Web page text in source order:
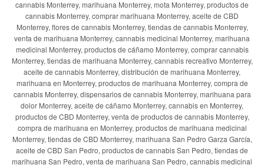
cannabis Monterrey, marihuana Monterrey, mota Monterrey, productos de
cannabis Monterrey, comprar marihuana Monterrey, aceite de CBD
Monterrey, flores de cannabis Monterrey, tiendas de cannabis Monterrey,
venta de marihuana Monterrey, cannabis medicinal Monterrey, marihuana
medicinal Monterrey, productos de cáñamo Monterrey, comprar cannabis
Monterrey, tiendas de marihuana Monterrey, cannabis recreativo Monterrey,
aceite de cannabis Monterrey, distribución de marihuana Monterrey,
marihuana en Monterrey, productos de marihuana Monterrey, compra de
cannabis Monterrey, dispensarios de cannabis Monterrey, marihuana para
dolor Monterrey, aceite de cáñamo Monterrey, cannabis en Monterrey,
productos de CBD Monterrey, venta de productos de cannabis Monterrey,
compra de marihuana en Monterrey, productos de marihuana medicinal
Monterrey, tiendas de CBD Monterrey, marihuana San Pedro Garza García,
aceite de CBD San Pedro, productos de cannabis San Pedro, tiendas de
marihuana San Pedro, venta de marihuana San Pedro, cannabis medicinal